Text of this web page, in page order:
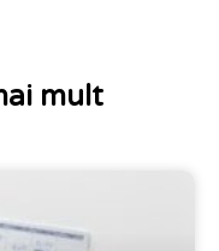
mult